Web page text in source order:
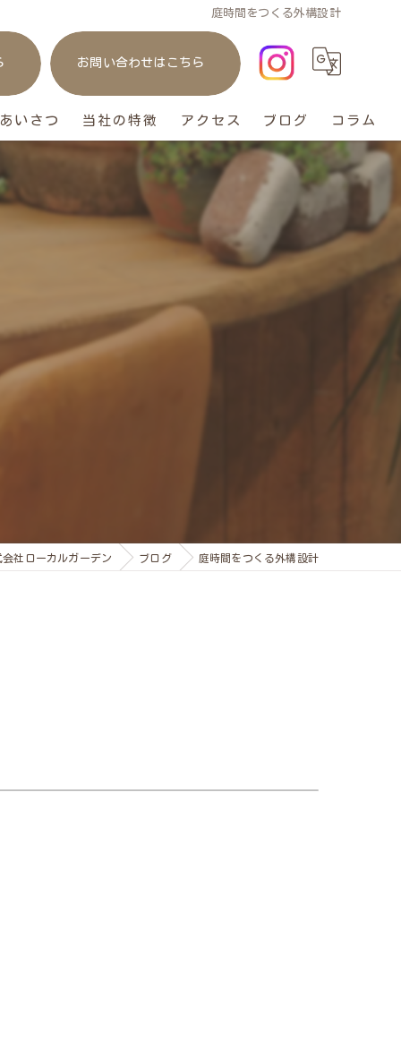
庭時間をつくる外構設計
お問い合わせはこちら
いさつ 当社の特徴
リフォーム
おしゃれ
ペット
アクセス ブログ コラム
社ローカルガーデン ブログ 庭時間をつくる外構設計